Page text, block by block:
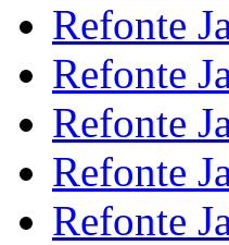
Refonte
Refonte
Refonte
Refonte
Refonte